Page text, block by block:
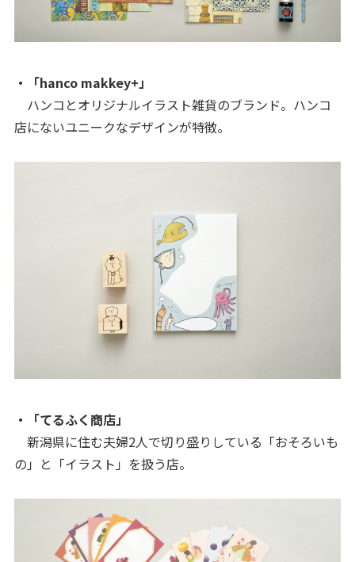
・「hanco makkey+」
ハンコとオリジナルイラスト雑貨のブランド。ハンコ
店にないユニークなデザインが特徴。
・「てるふく商店」
新潟県に住む夫婦2人で切り盛りしている「おそろいも
の」と「イラスト」を扱う店。